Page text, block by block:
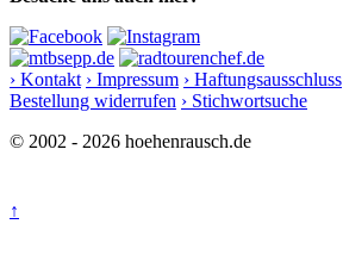
› Kontakt › Impressum › Haftungsausschluss
Bestellung widerrufen › Stichwortsuche
© 2002 - 2026 hoehenrausch.de
↑